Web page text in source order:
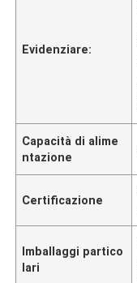
Evidenziare:
Capacità di alime
ntazione
Certificazione
Imballaggi partico
lari